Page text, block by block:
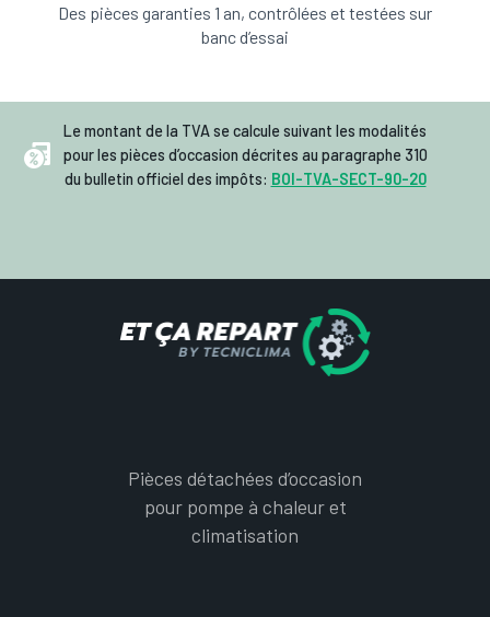
Des pièces garanties 1 an, contrôlées et testées sur
banc d’essai
Le montant de la TVA se calcule suivant les modalités
pour les pièces d’occasion décrites au paragraphe 310
du bulletin officiel des impôts: BOI-TVA-SECT-90-20
Pièces détachées d’occasion
pour pompe à chaleur et
climatisation